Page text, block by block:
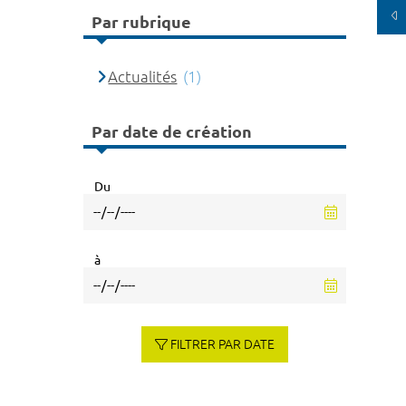
Par rubrique
Actualités (1)
Par date de création
Du
à
FILTRER PAR DATE